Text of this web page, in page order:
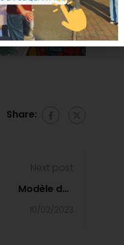
Share:
Next post
Modèle des
Nations Unies
10/02/2023